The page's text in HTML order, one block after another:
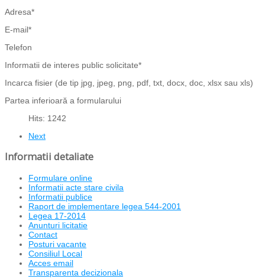
Adresa*
E-mail*
Telefon
Informatii de interes public solicitate*
Incarca fisier (de tip jpg, jpeg, png, pdf, txt, docx, doc, xlsx sau xls)
Partea inferioară a formularului
Hits: 1242
Next
Informatii detaliate
Formulare online
Informatii acte stare civila
Informatii publice
Raport de implementare legea 544-2001
Legea 17-2014
Anunturi licitatie
Contact
Posturi vacante
Consiliul Local
Acces email
Transparenta decizionala